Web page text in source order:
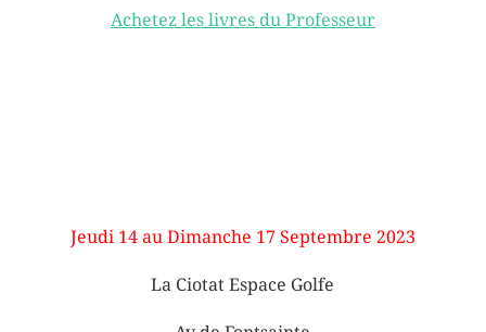
Achetez les livres du Professeur
Jeudi 14 au Dimanche 17 Septembre 2023
La Ciotat Espace Golfe